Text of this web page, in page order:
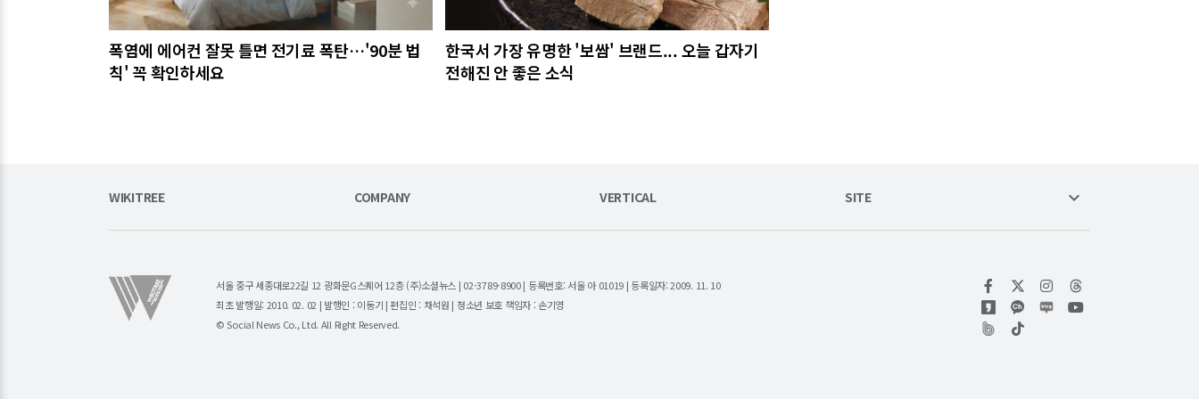
폭염에 에어컨 잘못 틀면 전기료 폭탄…'90분 법
칙' 꼭 확인하세요
한국서 가장 유명한 '보쌈' 브랜드... 오늘 갑자기
전해진 안 좋은 소식
keyboard_arrow_down
WIKITREE COMPANY VERTICAL SITE
서울 중구 세종대로22길 12 광화문G스퀘어 12층 (주)소셜뉴스 | 02-3789-8900 | 등록번호: 서울 아 01019 | 등록일자: 2009. 11. 10
최초 발행일: 2010. 02. 02 | 발행인 : 이동기 | 편집인 : 채석원 | 청소년 보호 책임자 : 손기영
© Social News Co., Ltd. All Right Reserved.
위키트리 페이스북위키트리 인스타그램
위키트리 유튜브
위키트리 틱톡